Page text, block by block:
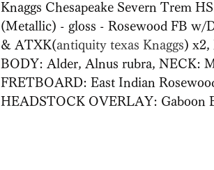
Knaggs Chesapeake Severn Trem
(Metallic) - gloss - Rosewood FB w/
& ATXK(antiquity texas Knaggs) x2,
BODY: Alder, Alnus rubra, NECK:
FRETBOARD: East Indian
HEADSTOCK OVERLAY: Gaboon